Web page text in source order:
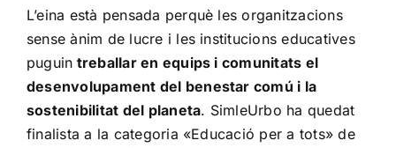
L’eina està pensada perquè les organitzacions
sense ànim de lucre i les institucions educatives
puguin treballar en equips i comunitats el
desenvolupament del benestar comú i la
sostenibilitat del planeta. SimleUrbo ha quedat
finalista a la categoria «Educació per a tots» de